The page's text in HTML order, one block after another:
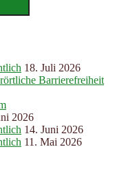
18. Juli 2026
Barrierefreiheit
2026
14. Juni 2026
11. Mai 2026